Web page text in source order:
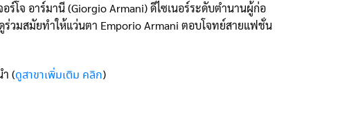
โจ อาร์มานี (Giorgio Armani) ดีไซเนอร์ระดับตำนานผู้ก่อ
วมสมัยทำให้แว่นตา Emporio Armani ตอบโจทย์สายแฟชั่น
(ดูสาขาเพิ่มเติม คลิก)